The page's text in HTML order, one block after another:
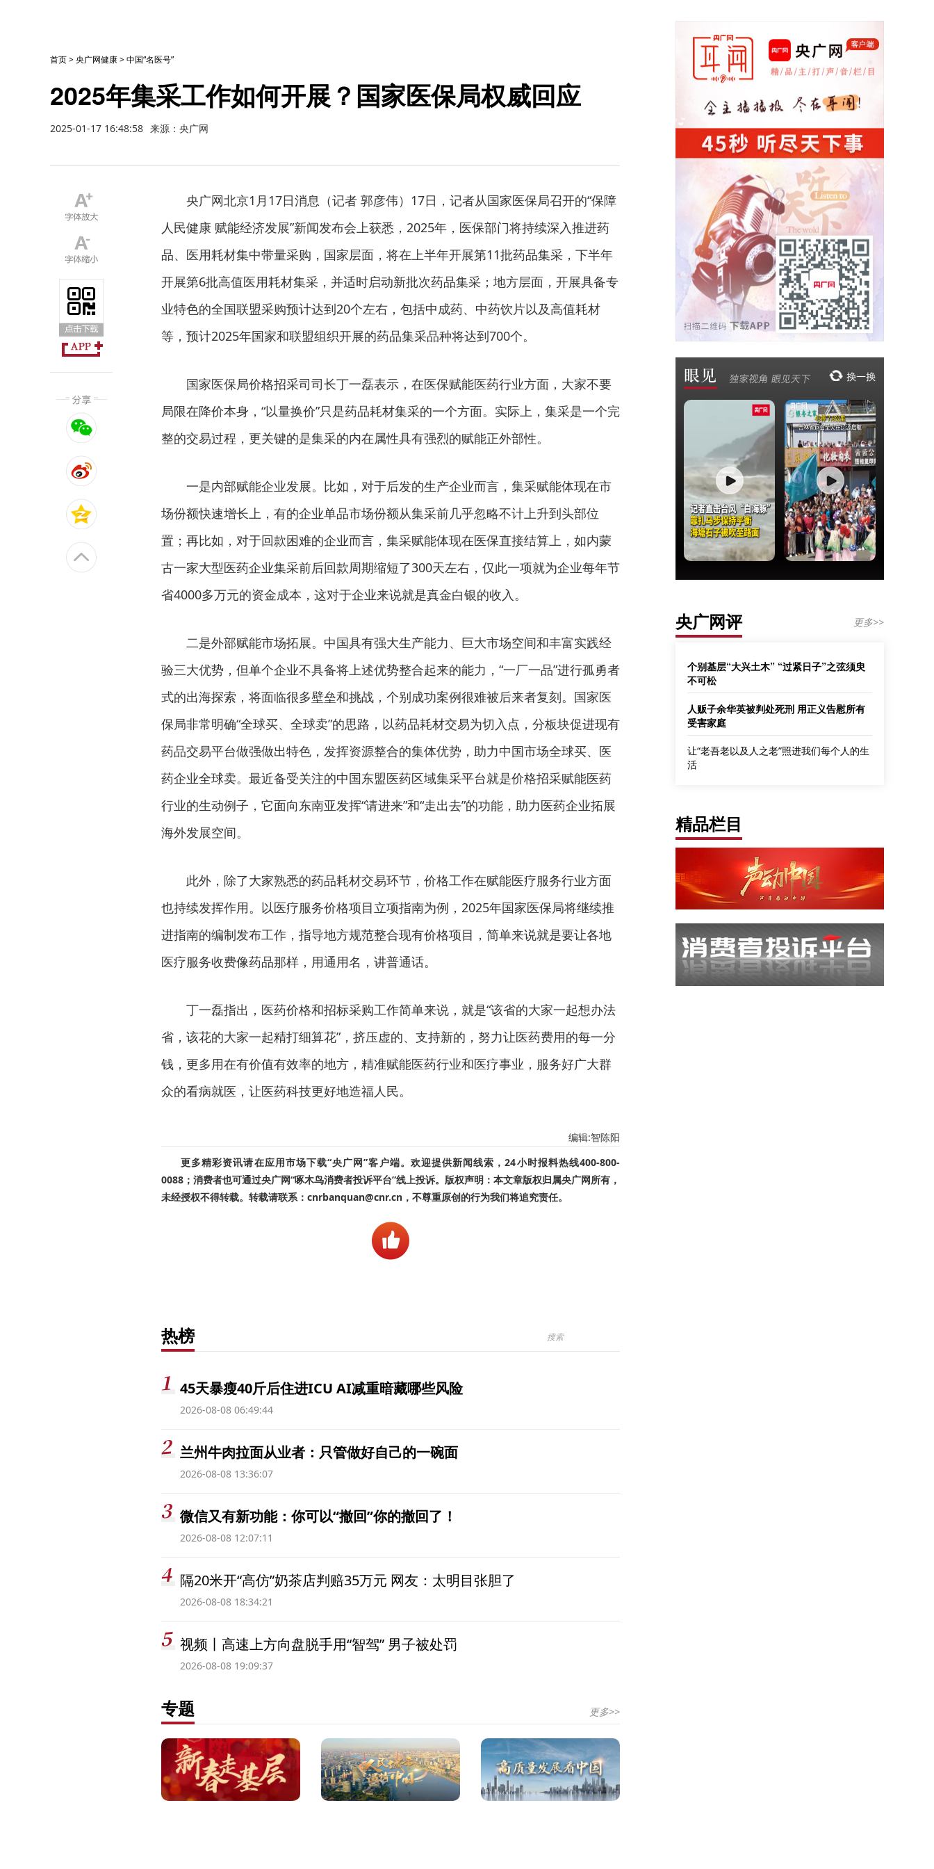
首页>央广网健康>中国“名医号”
2025年集采工作如何开展？国家医保局权威回应
2025-01-17 16:48:58 来源：央广网
央广网北京1月17日消息（记者 郭彦伟）17日，记者从国家医保局召开的“保障
人民健康 赋能经济发展”新闻发布会上获悉，2025年，医保部门将持续深入推进药
品、医用耗材集中带量采购，国家层面，将在上半年开展第11批药品集采，下半年
开展第6批高值医用耗材集采，并适时启动新批次药品集采；地方层面，开展具备专
业特色的全国联盟采购预计达到20个左右，包括中成药、中药饮片以及高值耗材
等，预计2025年国家和联盟组织开展的药品集采品种将达到700个。
国家医保局价格招采司司长丁一磊表示，在医保赋能医药行业方面，大家不要
局限在降价本身，“以量换价”只是药品耗材集采的一个方面。实际上，集采是一个完
整的交易过程，更关键的是集采的内在属性具有强烈的赋能正外部性。
一是内部赋能企业发展。比如，对于后发的生产企业而言，集采赋能体现在市
场份额快速增长上，有的企业单品市场份额从集采前几乎忽略不计上升到头部位
置；再比如，对于回款困难的企业而言，集采赋能体现在医保直接结算上，如内蒙
古一家大型医药企业集采前后回款周期缩短了300天左右，仅此一项就为企业每年节
省4000多万元的资金成本，这对于企业来说就是真金白银的收入。
二是外部赋能市场拓展。中国具有强大生产能力、巨大市场空间和丰富实践经
验三大优势，但单个企业不具备将上述优势整合起来的能力，“一厂一品”进行孤勇者
式的出海探索，将面临很多壁垒和挑战，个别成功案例很难被后来者复刻。国家医
保局非常明确“全球买、全球卖”的思路，以药品耗材交易为切入点，分板块促进现有
药品交易平台做强做出特色，发挥资源整合的集体优势，助力中国市场全球买、医
药企业全球卖。最近备受关注的中国东盟医药区域集采平台就是价格招采赋能医药
行业的生动例子，它面向东南亚发挥“请进来”和“走出去”的功能，助力医药企业拓展
海外发展空间。
此外，除了大家熟悉的药品耗材交易环节，价格工作在赋能医疗服务行业方面
也持续发挥作用。以医疗服务价格项目立项指南为例，2025年国家医保局将继续推
进指南的编制发布工作，指导地方规范整合现有价格项目，简单来说就是要让各地
医疗服务收费像药品那样，用通用名，讲普通话。
丁一磊指出，医药价格和招标采购工作简单来说，就是“该省的大家一起想办法
省，该花的大家一起精打细算花”，挤压虚的、支持新的，努力让医药费用的每一分
钱，更多用在有价值有效率的地方，精准赋能医药行业和医疗事业，服务好广大群
众的看病就医，让医药科技更好地造福人民。
编辑:智陈阳
更多精彩资讯请在应用市场下载“央广网”客户端。欢迎提供新闻线索，24小时报料热线400-800-
0088；消费者也可通过央广网“啄木鸟消费者投诉平台”线上投诉。版权声明：本文章版权归属央广网所有，
未经授权不得转载。转载请联系：cnrbanquan@cnr.cn，不尊重原创的行为我们将追究责任。
热榜
45天暴瘦40斤后住进ICU AI减重暗藏哪些风险
2026-08-08 06:49:44
兰州牛肉拉面从业者：只管做好自己的一碗面
2026-08-08 13:36:07
微信又有新功能：你可以“撤回”你的撤回了！
2026-08-08 12:07:11
隔20米开“高仿”奶茶店判赔35万元 网友：太明目张胆了
2026-08-08 18:34:21
视频丨高速上方向盘脱手用“智驾” 男子被处罚
2026-08-08 19:09:37
专题 更多>>
央广网评 更多>>
个别基层“大兴土木” “过紧日子”之弦须臾
不可松
人贩子余华英被判处死刑 用正义告慰所有
受害家庭
让“老吾老以及人之老”照进我们每个人的生
活
精品栏目